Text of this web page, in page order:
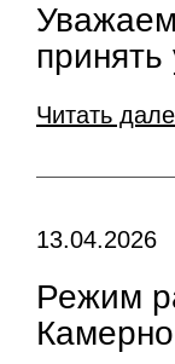
принять
Читать
13.04.2026
Режим